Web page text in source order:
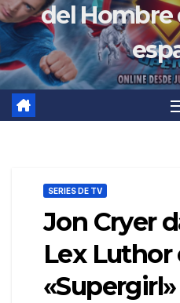
del Hombre
SERIES DE TV
Jon Cryer
Lex Luthor
«Supergirl»